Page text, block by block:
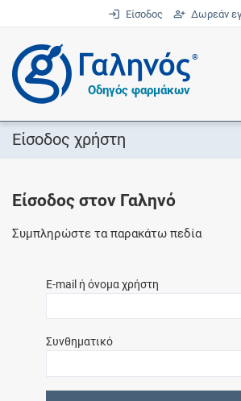
Είσοδος Δωρεάν
®
Οδηγός φαρμάκων
Είσοδος χρήστη
Είσοδος στον Γαληνό
Συμπληρώστε τα παρακάτω πεδία
E-mail ή όνομα χρήστη
Συνθηματικό